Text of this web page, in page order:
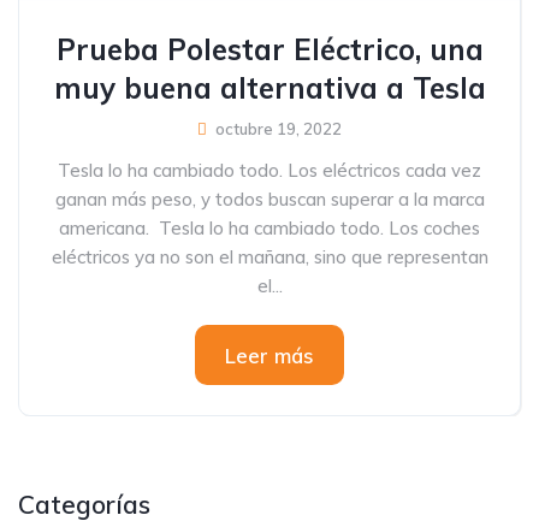
Prueba Polestar Eléctrico, una
muy buena alternativa a Tesla
octubre 19, 2022
Tesla lo ha cambiado todo. Los eléctricos cada vez
ganan más peso, y todos buscan superar a la marca
americana. Tesla lo ha cambiado todo. Los coches
eléctricos ya no son el mañana, sino que representan
el...
Leer más
Categorías